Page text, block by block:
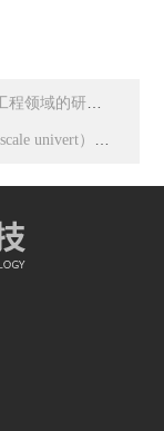
关键数据和信息
univert）说明